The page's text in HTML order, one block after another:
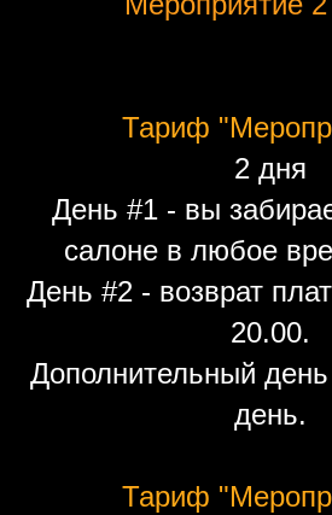
Тариф
2 дня
День #1 - вы
салоне в любое
День #2 - возврат
20.00.
Дополнительный
день.
Тариф